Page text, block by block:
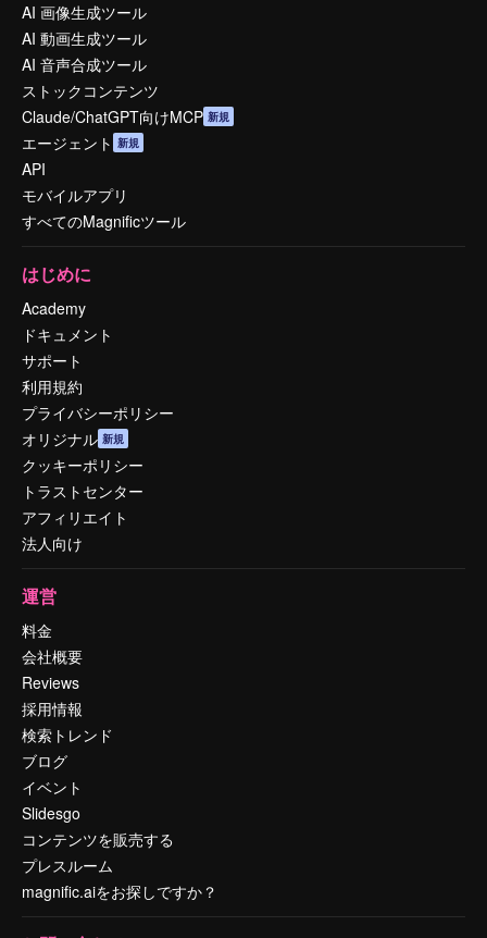
AI 画像生成ツール
AI 動画生成ツール
AI 音声合成ツール
ストックコンテンツ
Claude/ChatGPT向けMCP 新規
エージェント 新規
API
モバイルアプリ
すべてのMagnificツール
はじめに
Academy
ドキュメント
サポート
利用規約
プライバシーポリシー
オリジナル 新規
クッキーポリシー
トラストセンター
アフィリエイト
法人向け
運営
料金
会社概要
Reviews
採用情報
検索トレンド
ブログ
イベント
Slidesgo
コンテンツを販売する
プレスルーム
magnific.aiをお探しですか？